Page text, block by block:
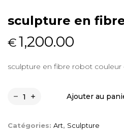
sculpture en
€1,200.00
sculpture en fibre robot couleur
Ajouter au
Catégories: Art, Sculpture